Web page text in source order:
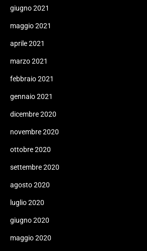
giugno 2021
maggio 2021
aprile 2021
marzo 2021
febbraio 2021
gennaio 2021
dicembre 2020
novembre 2020
ottobre 2020
settembre 2020
agosto 2020
luglio 2020
giugno 2020
maggio 2020